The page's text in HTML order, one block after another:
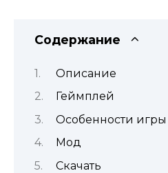
Содержание
Описание
Геймплей
Особенности игры
Мод
Скачать